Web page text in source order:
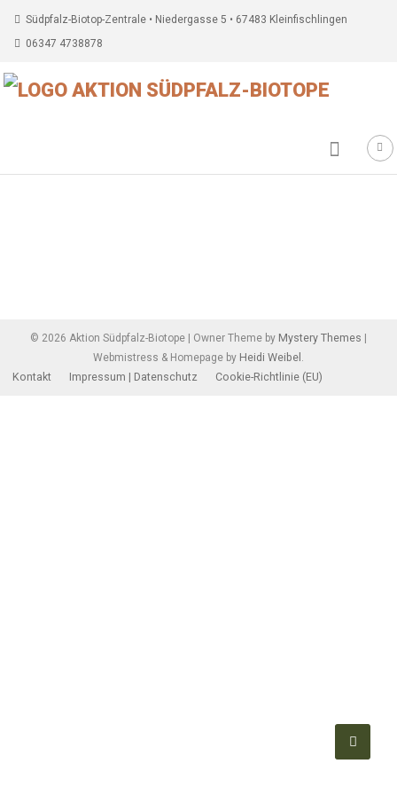
Südpfalz-Biotop-Zentrale • Niedergasse 5 • 67483 Kleinfischlingen
06347 4738878
© 2026 Aktion Südpfalz-Biotope Owner Theme by Mystery Themes
Webmistress & Homepage by Heidi Weibel .
Kontakt Impressum | Datenschutz Cookie-Richtlinie (EU)